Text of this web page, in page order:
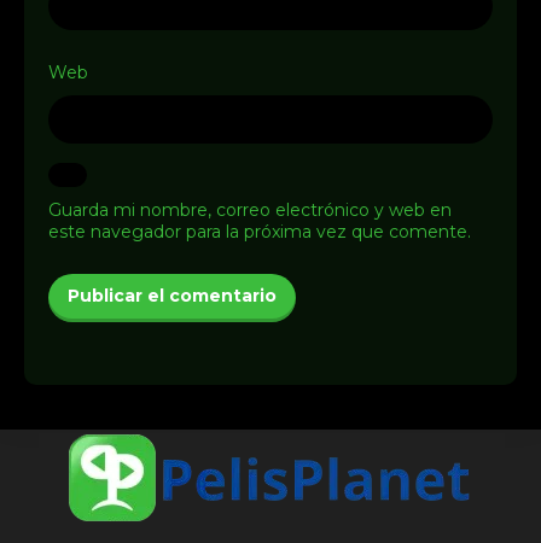
Web
Guarda mi nombre, correo electrónico y web en
este navegador para la próxima vez que comente.